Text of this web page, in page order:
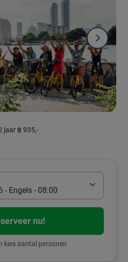
jaar ฿ 935,-
- Engels - 08:00
nu!
kies aantal personen